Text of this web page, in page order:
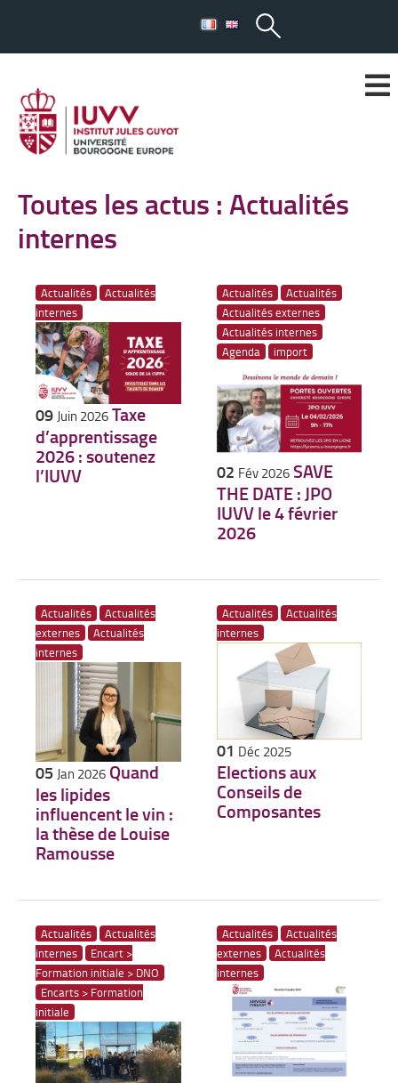
Toutes les actus : Actualités
internes
Actualités
Actualités
internes
09 Juin 2026Taxe
d’apprentissage
2026 : soutenez
l’IUVV
Actualités
Actualités
Actualités externes
Actualités internes
Agenda
import
02 Fév 2026 SAVE
THE DATE : JPO
IUVV le 4 février
2026
Actualités
Actualités
externes
Actualités
internes
05 Jan 2026 Quand
les lipides
influencent le vin :
la thèse de Louise
Ramousse
Actualités
Actualités
internes
01 Déc 2025
Elections aux
Conseils de
Composantes
Actualités
Actualités
internes
Encart >
Formation initiale > DNO
Encarts > Formation
initiale
Actualités
Actualités
externes
Actualités
internes